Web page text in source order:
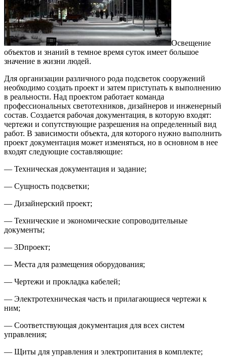
Освещение
объектов и знаний в темное время суток имеет большое
значение в жизни людей.
Для организации различного рода подсветок сооружений
необходимо создать проект и затем приступать к выполнению
в реальности. Над проектом работает команда
профессиональных светотехников, дизайнеров и инженерный
состав. Создается рабочая документация, в которую входят:
чертежи и сопутствующие разрешения на определенный вид
работ. В зависимости объекта, для которого нужно выполнить
проект документация может изменяться, но в основном в нее
входят следующие составляющие:
— Техническая документация и задание;
— Сущность подсветки;
— Дизайнерский проект;
— Технические и экономические сопроводительные
документы;
— 3Dпроект;
— Места для размещения оборудования;
— Чертежи и прокладка кабелей;
— Электротехническая часть и прилагающиеся чертежи к
ним;
— Соответствующая документация для всех систем
управления;
— Щиты для управления и электропитания в комплекте;